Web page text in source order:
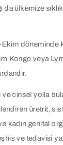
da ülkemize
döneminde
Kongo veya
ve cinsel yolla
üretrit,
kadın genital
ve tedavisi